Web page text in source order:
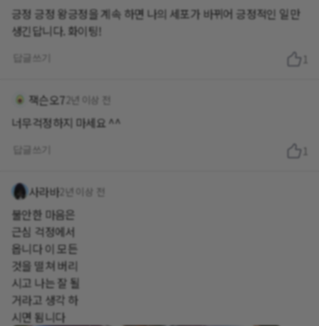
긍정 긍정 왕긍정을 계속 하면 나의 세포가 바뀌어 긍정적인 일만
생긴답니다. 화이팅!
1
잭슨오72년 이상 전
너무걱정하지 마세요 ^^
1
사라바2년 이상 전
불안한 마음은
근심 걱정에서
옵니다 이 모든
것을 떨쳐 버리
시고 나는 잘 될
거라고 생각 하
시면 됨니다